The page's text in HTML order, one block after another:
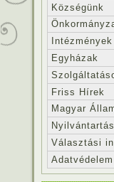
Községünk
Intézmények
Egyházak
Friss Hírek
Magyar
Választási
Adatvédelem